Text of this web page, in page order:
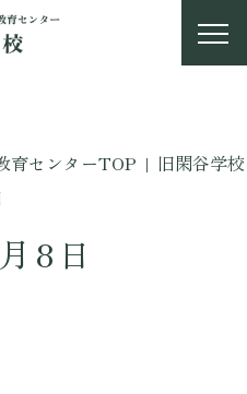
育センターTOP | 旧閑谷学校
8日